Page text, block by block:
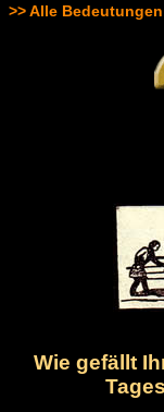
>> Alle
Wie gefällt